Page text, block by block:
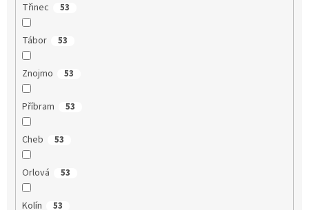
Třinec 53
Tábor 53
Znojmo 53
Příbram 53
Cheb 53
Orlová 53
Kolín 53